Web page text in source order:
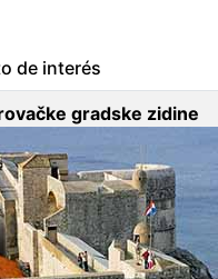
de interés
gradske zidine